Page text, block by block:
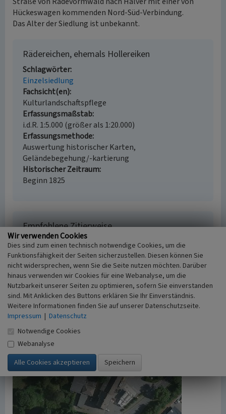
Hückeswagen kommenden Nord-Süd-Verbindung.
Das Alter der Siedlung ist unbekannt.
Rädereichen, ehemals Hollereiken
Schlagwörter
Einzelsiedlung
Fachsicht(en)
Kulturlandschaftspflege
Erfassungsmaßstab
i.d.R. 1:5.000 (größer als 1:20.000)
Erfassungsmethode
Auswertung historischer Karten,
Geländebegehung/-kartierung
Historischer Zeitraum
Beginn 1825
Empfohlene Zitierweise
Urheberrechtlicher Hinweis
Der hier präsentierte Inhalt ist urheberrechtlich
geschützt. Die angezeigten Medien unterliegen
möglicherweise zusätzlichen urheberrechtlichen
Bedingungen, die an diesen ausgewiesen sind.
Empfohlene Zitierweise
„Rädereichen, ehemals Hollereiken”. In: KuLaDig,
Kultur.Landschaft.Digital. URL:
https://www.kuladig.de/Objektansicht/A-BL-
20080215-0141
Wir verwenden Cookies
Dies sind zum einen technisch notwendige Cookies, um die
Funktionsfähigkeit der Seiten sicherzustellen. Diesen können Sie
nicht widersprechen, wenn Sie die Seite nutzen möchten. Darüber
hinaus verwenden wir Cookies für eine Webanalyse, um die
Nutzbarkeit unserer Seiten zu optimieren, sofern Sie einverstanden
sind. Mit Anklicken des Buttons erklären Sie Ihr Einverständnis.
Weitere Informationen finden Sie auf unserer Datenschutzseite.
Impressum | Datenschutz
Notwendige Cookies
Webanalyse